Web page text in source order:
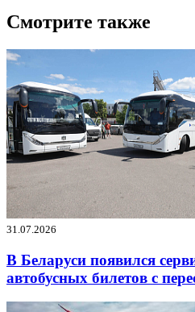
Смотрите также
31.07.2026
В Беларуси появился
автобусных билетов с